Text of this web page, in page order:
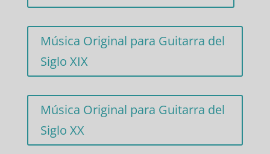
Música Original para Guitarra del
Siglo XIX
Música Original para Guitarra del
Siglo XX